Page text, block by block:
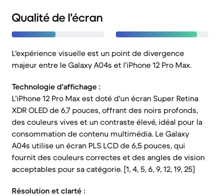
Qualité de l'écran
L'expérience visuelle est un point de divergence
majeur entre le Galaxy A04s et l'iPhone 12 Pro Max.
Technologie d'affichage :
L'iPhone 12 Pro Max est doté d'un écran Super Retina
XDR OLED de 6,7 pouces, offrant des noirs profonds,
des couleurs vives et un contraste élevé, idéal pour la
consommation de contenu multimédia. Le Galaxy
A04s utilise un écran PLS LCD de 6,5 pouces, qui
fournit des couleurs correctes et des angles de vision
acceptables pour sa catégorie. [1, 4, 5, 6, 9, 12, 19, 25]
Résolution et clarté :